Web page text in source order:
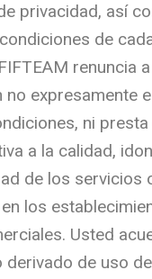
privacidad, así
de
renuncia
no expresamente
ni
a la calidad,
de los servicios
los
Usted
de uso